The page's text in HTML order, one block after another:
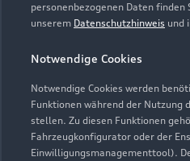
personenbezogenen Daten finden
unserem Datenschutzhinweis und
Notwendige Cookies
Notwendige Cookies werden
Funktionen während der Nutzung
stellen. Zu diesen Funktionen
Fahrzeugkonfigurator oder der
Einwilligungsmanagementtool).
Lederpflege-Set